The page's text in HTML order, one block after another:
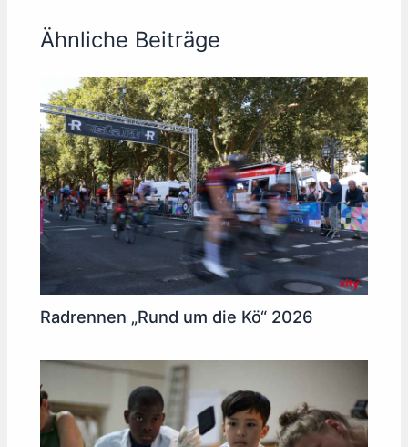
Ähnliche Beiträge
Radrennen „Rund um die Kö“ 2026